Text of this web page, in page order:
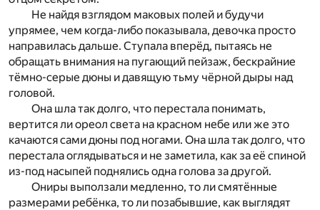
Не найдя взглядом маковых полей и будучи
упрямее, чем когда-либо показывала, девочка просто
направилась дальше. Ступала вперёд, пытаясь не
обращать внимания на пугающий пейзаж, бескрайние
тёмно-серые дюны и давящую тьму чёрной дыры над
головой.
Она шла так долго, что перестала понимать,
вертится ли ореол света на красном небе или же это
качаются сами дюны под ногами. Она шла так долго, что
перестала оглядываться и не заметила, как за её спиной
из-под насыпей поднялись одна голова за другой.
Ониры выползали медленно, то ли смятённые
размерами ребёнка, то ли позабывшие, как выглядят